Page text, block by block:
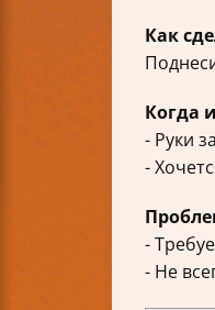
Как
Когда
- Руки
-
-
- Не